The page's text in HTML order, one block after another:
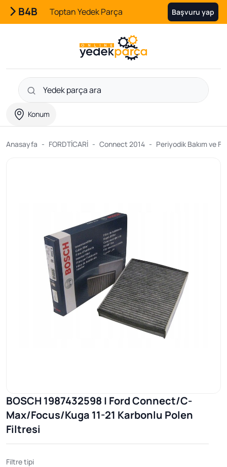
B4B Toptan Yedek Parça Başvuru yap
Konum
Anasayfa FORDTİCARİ Connect 2014 Periyodik Bakım ve
BOSCH 1987432598 | Ford Connect/C-
Max/Focus/Kuga 11-21 Karbonlu Polen
Filtresi
Filtre tipi